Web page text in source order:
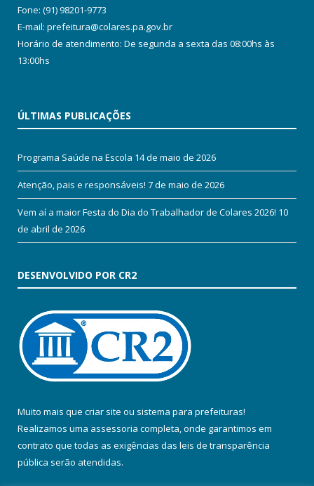
Fone: (91) 98201-9773
E-mail: prefeitura@colares.pa.gov.br
Horário de atendimento: De segunda a sexta das 08:00hs às
13:00hs
ÚLTIMAS PUBLICAÇÕES
Programa Saúde na Escola 14 de maio de 2026
Atenção, pais e responsáveis! 7 de maio de 2026
Vem aí a maior Festa do Dia do Trabalhador de Colares 2026! 10
de abril de 2026
DESENVOLVIDO POR CR2
Muito mais que criar site ou sistema para prefeituras!
Realizamos uma assessoria completa, onde garantimos em
contrato que todas as exigências das leis de transparência
pública serão atendidas.